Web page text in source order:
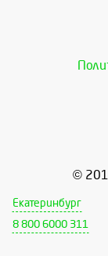
©
Екатеринбург
8 800 6000 311